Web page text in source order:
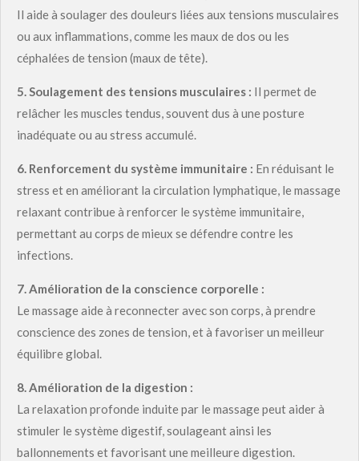
Il aide à soulager des douleurs liées aux tensions musculaires
ou aux inflammations, comme les maux de dos ou les
céphalées de tension (maux de tête).
5.Soulagement des tensions musculaires : Il permet de
relâcher les muscles tendus, souvent dus à une posture
inadéquate ou au stress accumulé.
6. Renforcement du système immunitaire : En réduisant le
stress et en améliorant la circulation lymphatique, le massage
relaxant contribue à renforcer le système immunitaire,
permettant au corps de mieux se défendre contre les
infections.
7.Amélioration de la conscience corporelle :
Le massage aide à reconnecter avec son corps, à prendre
conscience des zones de tension, et à favoriser un meilleur
équilibre global.
8.Amélioration de la digestion :
La relaxation profonde induite par le massage peut aider à
stimuler le système digestif, soulageant ainsi les
ballonnements et favorisant une meilleure digestion.